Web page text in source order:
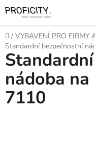
Přejít
na
obsah
Domů
/ VYBAVENÍ PRO FIRMY
Standardní bezpečnostní
nádoba
7110